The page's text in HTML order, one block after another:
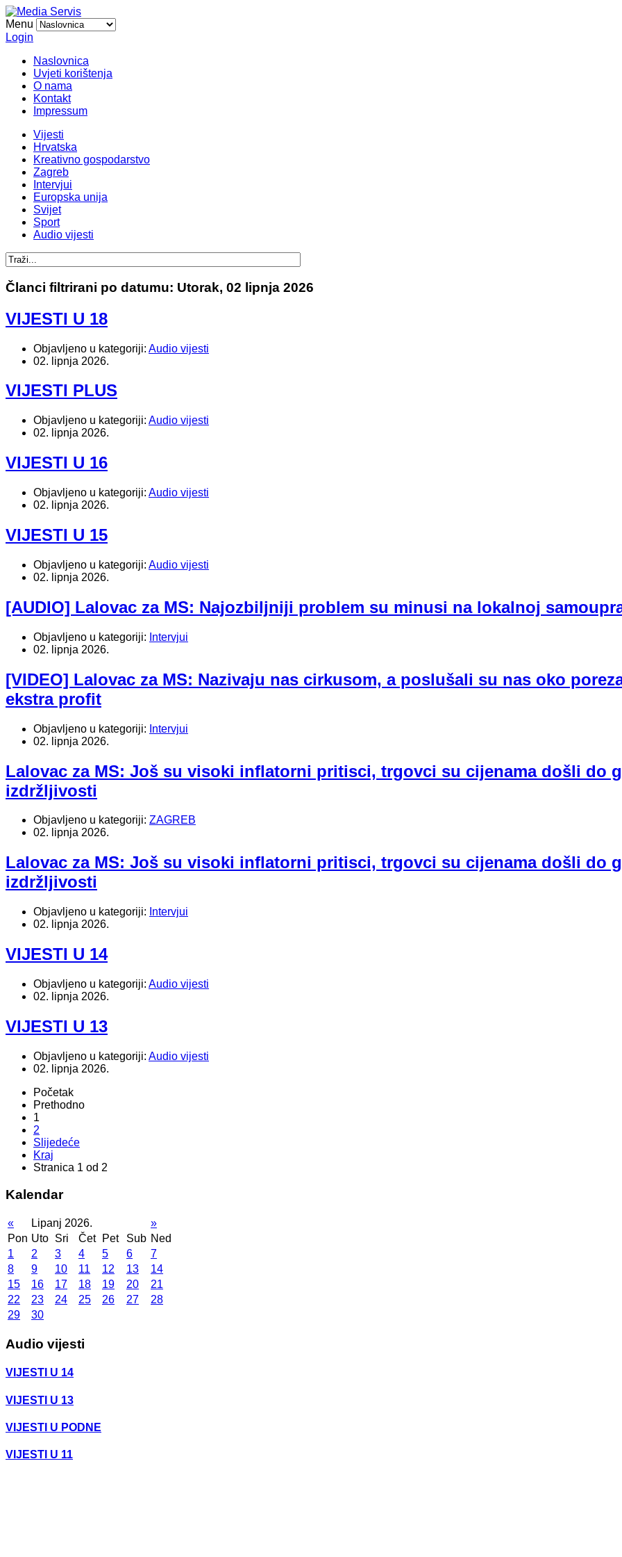
Menu
Login
Naslovnica
Uvjeti korištenja
O nama
Kontakt
Impressum
Vijesti
Hrvatska
Kreativno gospodarstvo
Zagreb
Intervjui
Europska unija
Svijet
Sport
Audio vijesti
Članci filtrirani po datumu: Utorak, 02 lipnja 2026
VIJESTI U 18
Objavljeno u kategoriji: Audio vijesti
02. lipnja 2026.
VIJESTI PLUS
Objavljeno u kategoriji: Audio vijesti
02. lipnja 2026.
VIJESTI U 16
Objavljeno u kategoriji: Audio vijesti
02. lipnja 2026.
VIJESTI U 15
Objavljeno u kategoriji: Audio vijesti
02. lipnja 2026.
[AUDIO] Lalovac za MS: Najozbiljniji problem su minusi na lokalnoj
Objavljeno u kategoriji: Intervjui
02. lipnja 2026.
[VIDEO] Lalovac za MS: Nazivaju nas cirkusom, a poslušali su nas oko
ekstra profit
Objavljeno u kategoriji: Intervjui
02. lipnja 2026.
Lalovac za MS: Još su visoki inflatorni pritisci, trgovci su cijenama došli do
izdržljivosti
Objavljeno u kategoriji: ZAGREB
02. lipnja 2026.
Lalovac za MS: Još su visoki inflatorni pritisci, trgovci su cijenama došli do
izdržljivosti
Objavljeno u kategoriji: Intervjui
02. lipnja 2026.
VIJESTI U 14
Objavljeno u kategoriji: Audio vijesti
02. lipnja 2026.
VIJESTI U 13
Objavljeno u kategoriji: Audio vijesti
02. lipnja 2026.
Početak
Prethodno
1
2
Slijedeće
Kraj
Stranica 1 od 2
Kalendar
« Lipanj 2026.
»
Pon Uto Sri Čet Pet Sub Ned
1
2 3 4 5 6
7
8
9 10 11 12 13
14
15
16 17 18 19 20
21
22
23 24 25 26 27
28
29
30
Audio vijesti
VIJESTI U 14
VIJESTI U 13
VIJESTI U PODNE
VIJESTI U 11